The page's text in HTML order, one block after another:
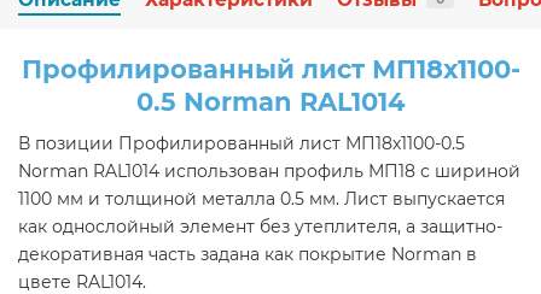
Профилированный лист МП18х1100-
0.5 Norman RAL1014
В позиции Профилированный лист МП18х1100-0.5
Norman RAL1014 использован профиль МП18 с шириной
1100 мм и толщиной металла 0.5 мм. Лист выпускается
как однослойный элемент без утеплителя, а защитно-
декоративная часть задана как покрытие Norman в
цвете RAL1014.